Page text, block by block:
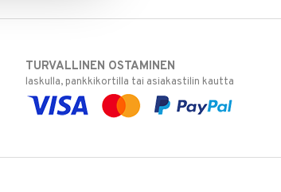
TURVALLINEN OSTAMINEN
laskulla, pankkikortilla tai asiakastilin kautta